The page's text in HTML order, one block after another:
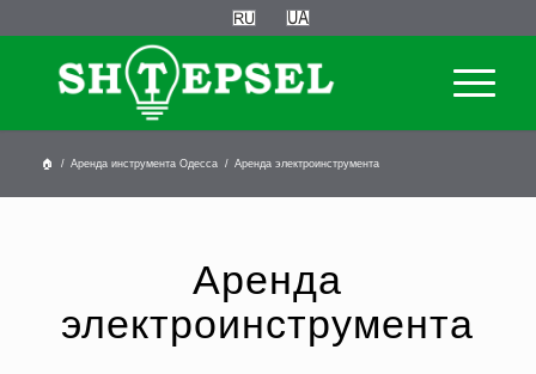
🏠 / Аренда инструмента Одесса / Аренда электроинструмента
Аренда
электроинструмента